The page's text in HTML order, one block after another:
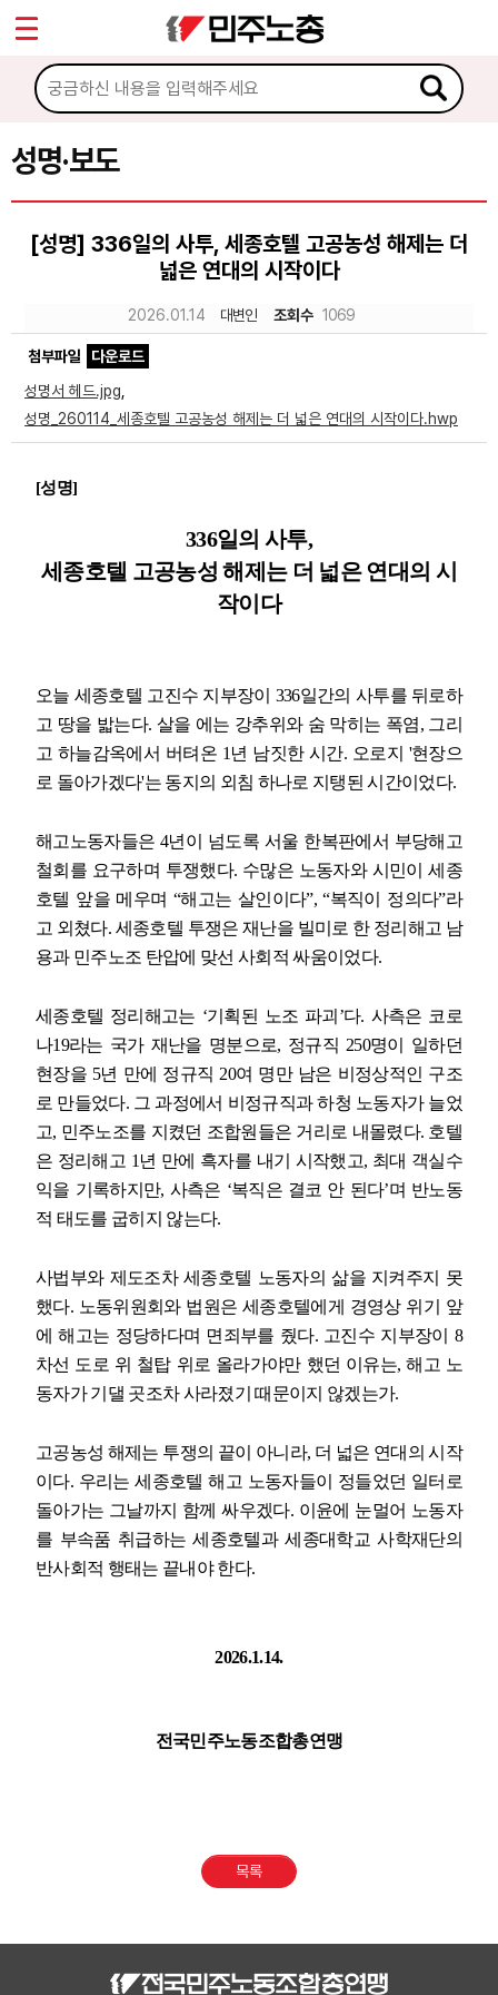
성명·보도
[성명] 336일의 사투, 세종호텔 고공농성 해제는 더
넓은 연대의 시작이다
2026.01.14 대변인 조회수 1069
첨부파일
다운로드
성명서 헤드.jpg
성명_260114_세종호텔 고공농성 해제는 더 넓은 연대의 시작이다.hwp
[성명]
336일의 사투,
세종호텔 고공농성 해제는 더 넓은 연대의 시
작이다
오늘 세종호텔 고진수 지부장이 336일간의 사투를 뒤로하
고 땅을 밟는다. 살을 에는 강추위와 숨 막히는 폭염, 그리
고 하늘감옥에서 버텨온 1 년 남짓한 시간. 오로지 '현장으
로 돌아가겠다'는 동지의 외침 하나로 지탱된 시간이었다.
해고노동자들은4년이 넘도록 서울 한복판에서 부당해고
철회를 요구하며 투쟁했다. 수많은 노동자와 시민이 세종
호텔 앞을 메우며 “해고는 살인이다”, “복직이 정의다”라
고 외쳤다. 세종호텔 투쟁은 재난을 빌미로 한 정리해고 남
용과 민주노조 탄압에 맞선 사회적 싸움이었다.
세종호텔 정리해고는 ‘기획된 노조 파괴 ’다. 사측은 코로
나19라는 국가 재난을 명분으로, 정규직 250명이 일하던
현장을 5년 만에 정규직 20여 명만 남은 비정상적인 구조
로 만들었다. 그 과정에서 비정규직과 하청 노동자가 늘었
고, 민주노조를 지켰던 조합원들은 거리로 내몰렸다. 호텔
은 정리해고 1 년 만에 흑자를 내기 시작했고, 최대 객실수
익을 기록하지만, 사측은 ‘복직은 결코 안 된다’며 반노동
적 태도를 굽히지 않는다.
사법부와 제도조차 세종호텔 노동자의 삶을 지켜주지 못
했다. 노동위원회와 법원은 세종호텔에게 경영상 위기 앞
에 해고는 정당하다며 면죄부를 줬다. 고진수 지부장이 8
차선 도로 위 철탑 위로 올라가야만 했던 이유는,해고 노
동자가 기댈 곳조차 사라졌기 때문이지 않겠는가.
고공농성 해제는 투쟁의 끝이 아니라, 더 넓은 연대의 시작
이다. 우리는 세종호텔 해고 노동자들이 정들었던 일터로
돌아가는 그날까지 함께 싸우겠다. 이윤에 눈멀어 노동자
를 부속품 취급하는 세종호텔과 세종대학교 사학재단의
반사회적 행태는 끝내야 한다.
2026.1.14.
전국민주노동조합총연맹
목록
마이페이지
소개
소식
공지사항
성명·보도
노동상담
자료
부설기관
Sketchbook5, 스케치북5
Sketchbook5, 스케치북5